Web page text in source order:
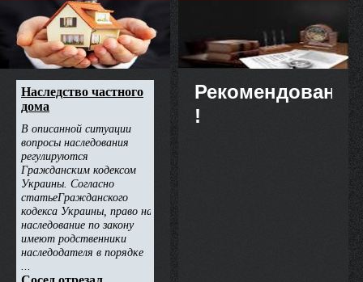
якості лікарського засобу,
рекомендації його до державної
реєстрації (перереєстрації) та
внесення змін до реєстраційних
недвижимости
Рекомендовано
!